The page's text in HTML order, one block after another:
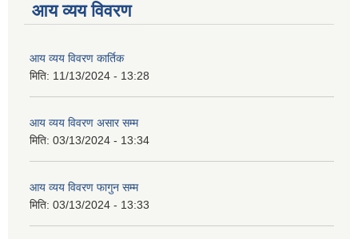
आय व्यय विवरण
आय व्यय विवरण कार्तिक
मिति: 11/13/2024 - 13:28
आय व्यय विवरण असार सम्म
मिति: 03/13/2024 - 13:34
आय व्यय विवरण फागुन सम्म
मिति: 03/13/2024 - 13:33